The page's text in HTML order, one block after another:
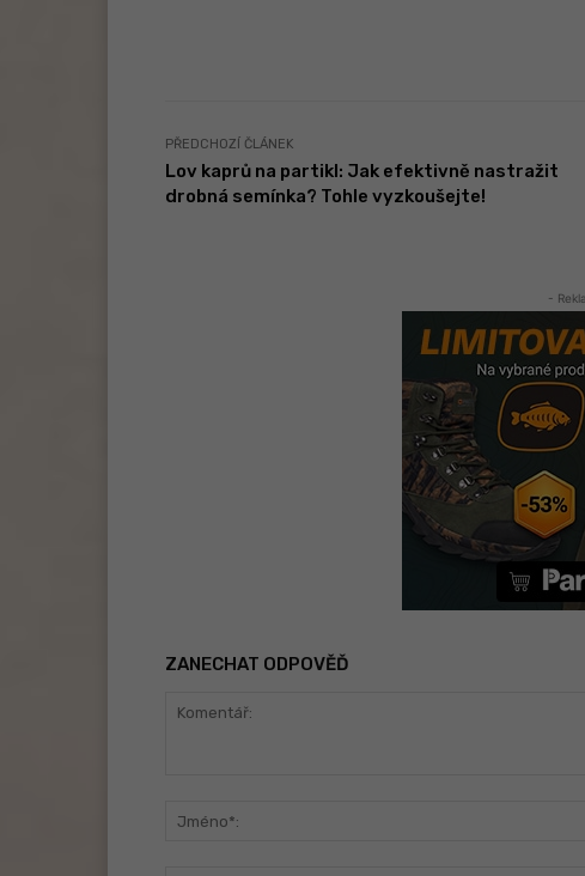
PŘEDCHOZÍ ČLÁNEK
Lov kaprů na partikl: Jak efektivně nastražit
drobná semínka? Tohle vyzkoušejte!
-
ZANECHAT ODPOVĚĎ